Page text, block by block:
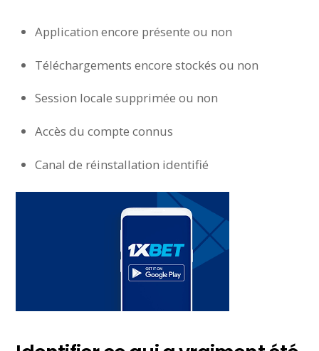
Application encore présente ou non
Téléchargements encore stockés ou non
Session locale supprimée ou non
Accès du compte connus
Canal de réinstallation identifié